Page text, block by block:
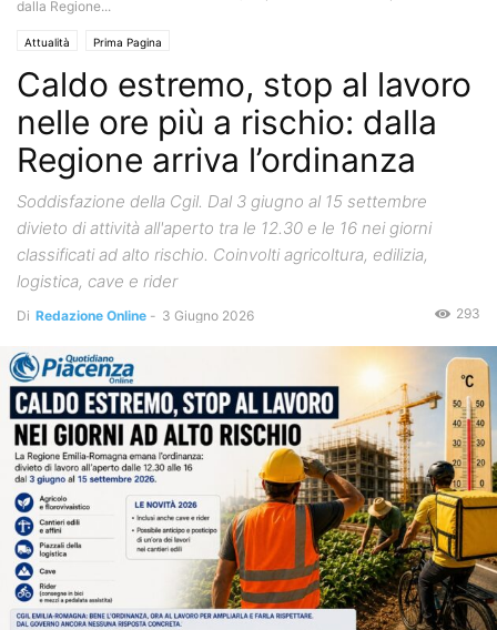
dalla Regione...
Attualità Prima Pagina
Caldo estremo, stop al lavoro
nelle ore più a rischio: dalla
Regione arriva l’ordinanza
Soddisfazione della Cgil. Dal 3 giugno al 15 settembre
divieto di attività all'aperto tra le 12.30 e le 16 nei giorni
classificati ad alto rischio. Coinvolti agricoltura, edilizia,
logistica, cave e rider
Di Redazione Online - 3 Giugno 2026 293